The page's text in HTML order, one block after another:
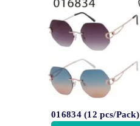
016834 (12 pcs/Pack)